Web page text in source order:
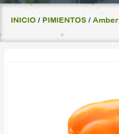
INICIO / PIMIENTOS /Amber